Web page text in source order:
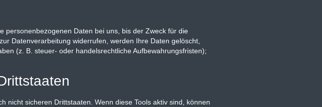
personenbezogenen Daten bei uns, bis der Zweck für die
Datenverarbeitung widerrufen, werden Ihre Daten gelöscht,
(z. B. steuer- oder handelsrechtliche Aufbewahrungsfristen);
nicht sicheren Drittstaaten. Wenn diese Tools aktiv sind, können